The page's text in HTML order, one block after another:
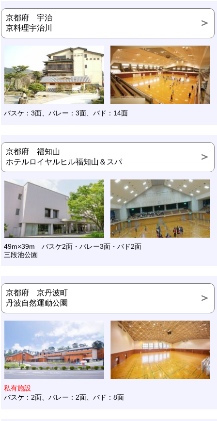
京都府 宇治
京料理宇治川
バスケ：3面、バレー：3面、バド：14面
京都府 福知山
ホテルロイヤルヒル福知山＆スパ
49m×39m バスケ2面・バレー3面・バド2面
三段池公園
京都府 京丹波町
丹波自然運動公園
私有施設
バスケ：2面、バレー：2面、バド：8面